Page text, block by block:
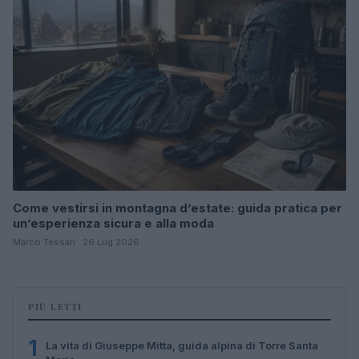
Come vestirsi in montagna d’estate: guida pratica per
un’esperienza sicura e alla moda
Marco Tessari · 26 Lug 2026
PIÙ LETTI
1
La vita di Giuseppe Mitta, guida alpina di Torre Santa